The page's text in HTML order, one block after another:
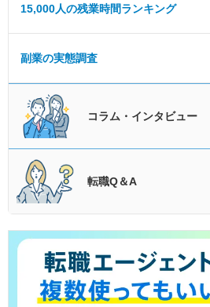
15,000人の残業時間ランキング
副業の実態調査
コラム・インタビュー
転職Q＆A